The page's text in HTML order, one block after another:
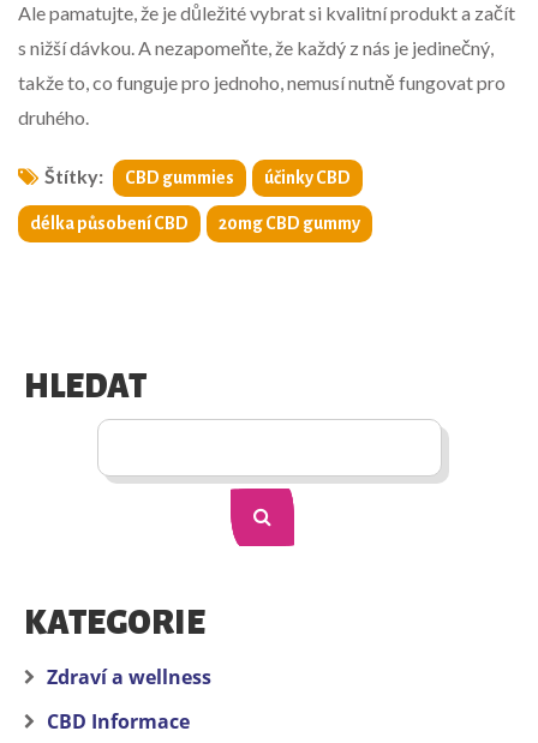
Ale pamatujte, že je důležité vybrat si kvalitní produkt a začít
s nižší dávkou. A nezapomeňte, že každý z nás je jedinečný,
takže to, co funguje pro jednoho, nemusí nutně fungovat pro
druhého.
Štítky: CBD gummies účinky CBD
délka působení CBD 20mg CBD gummy
HLEDAT
KATEGORIE
Zdraví a wellness
CBD Informace